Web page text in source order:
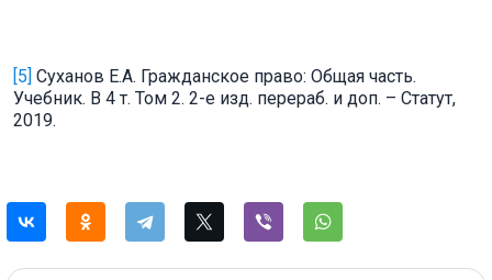
[5] Суханов Е.А. Гражданское право: Общая часть.
Учебник. В 4 т. Том 2. 2-е изд. перераб. и доп. – Статут,
2019.